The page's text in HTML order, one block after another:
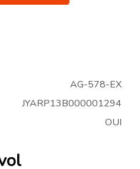
AG-578-EX
JYARP13B000001294
OUI